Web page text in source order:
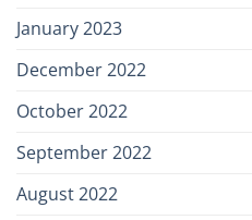
January 2023
December 2022
October 2022
September 2022
August 2022